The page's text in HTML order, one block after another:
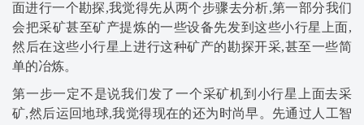
面进行一个勘探,我觉得先从两个步骤去分析,第一部分我们
会把采矿甚至矿产提炼的一些设备先发到这些小行星上面,
然后在这些小行星上进行这种矿产的勘探开采,甚至一些简
单的冶炼。
第一步一定不是说我们发了一个采矿机到小行星上面去采
矿,然后运回地球,我觉得现在的还为时尚早。先通过人工智